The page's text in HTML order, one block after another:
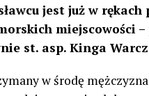
jest już w
miejscowości
st. asp. Kinga
w środę